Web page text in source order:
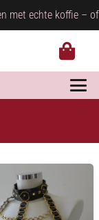
met echte koffie –